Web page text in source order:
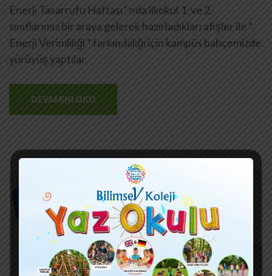
Enerji Tasarrufu Haftası ‘ nda ilkokul 1. ve 2.
sınıflarımız bir araya gelerek hazırladıkları afişler ile ”
Enerji Verimliliği ” farkındalığı için kampüs bahçemizde
yürüyüş yaptılar.
DEVAMINI OKU